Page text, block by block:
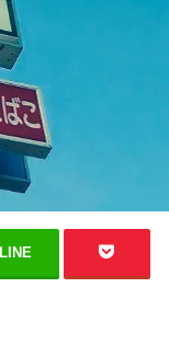
LINE